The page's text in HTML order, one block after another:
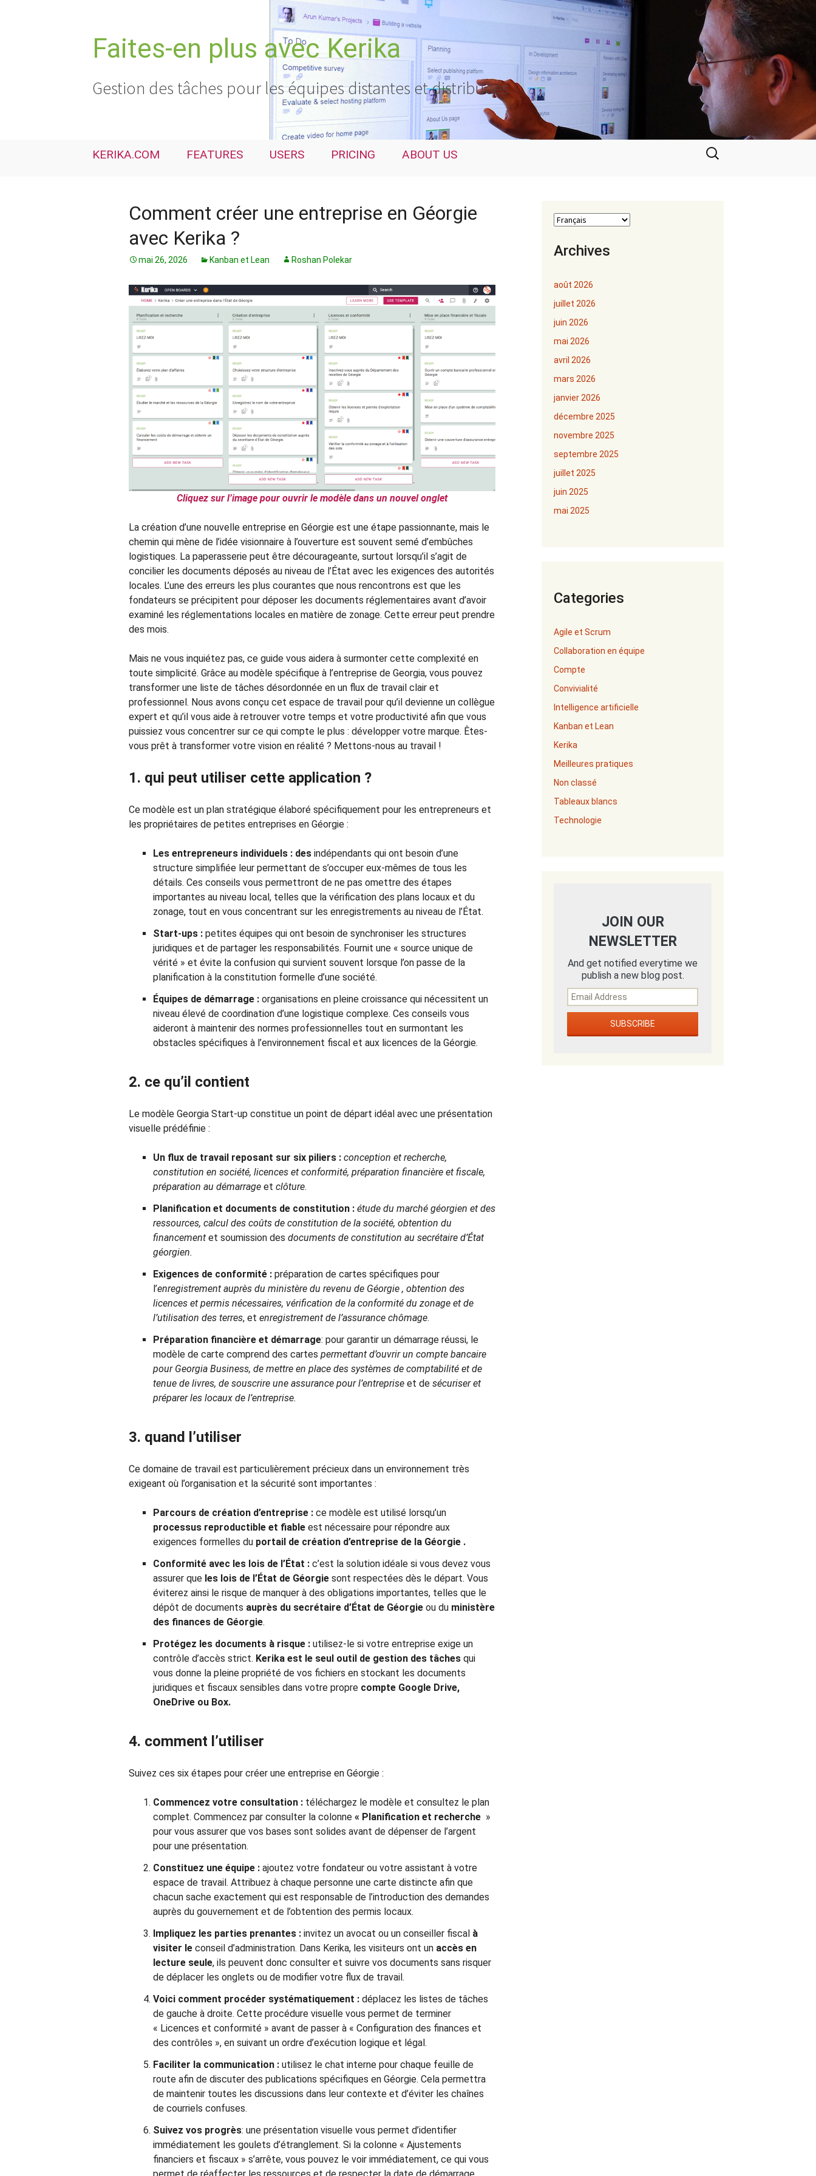
Faites-en plus avec Kerika
Gestion des tâches pour les équipes distantes et distribuées
KERIKA.COM FEATURES USERS PRICING ABOUT US
Rechercher :
Comment créer une entreprise en Géorgie
avec Kerika ?
mai 26, 2026 Kanban et Lean Roshan Polekar
Cliquez sur l’image pour ouvrir le modèle dans un nouvel onglet
La création d’une nouvelle entreprise en Géorgie est une étape passionnante, mais le
chemin qui mène de l’idée visionnaire à l’ouverture est souvent semé d’embûches
logistiques. La paperasserie peut être décourageante, surtout lorsqu’il s’agit de
concilier les documents déposés au niveau de l’État avec les exigences des autorités
locales. L’une des erreurs les plus courantes que nous rencontrons est que les
fondateurs se précipitent pour déposer les documents réglementaires avant d’avoir
examiné les réglementations locales en matière de zonage. Cette erreur peut prendre
des mois.
Mais ne vous inquiétez pas, ce guide vous aidera à surmonter cette complexité en
toute simplicité. Grâce au modèle spécifique à l’entreprise de Georgia, vous pouvez
transformer une liste de tâches désordonnée en un flux de travail clair et
professionnel. Nous avons conçu cet espace de travail pour qu’il devienne un collègue
expert et qu’il vous aide à retrouver votre temps et votre productivité afin que vous
puissiez vous concentrer sur ce qui compte le plus : développer votre marque. Êtes-
vous prêt à transformer votre vision en réalité ? Mettons-nous au travail !
1. qui peut utiliser cette application ?
Ce modèle est un plan stratégique élaboré spécifiquement pour les entrepreneurs et
les propriétaires de petites entreprises en Géorgie :
Les entrepreneurs individuels : des indépendants qui ont besoin d’une
structure simplifiée leur permettant de s’occuper eux-mêmes de tous les
détails. Ces conseils vous permettront de ne pas omettre des étapes
importantes au niveau local, telles que la vérification des plans locaux et du
zonage, tout en vous concentrant sur les enregistrements au niveau de l’État.
Start-ups : petites équipes qui ont besoin de synchroniser les structures
juridiques et de partager les responsabilités. Fournit une « source unique de
vérité » et évite la confusion qui survient souvent lorsque l’on passe de la
planification à la constitution formelle d’une société.
Équipes de démarrage : organisations en pleine croissance qui nécessitent un
niveau élevé de coordination d’une logistique complexe. Ces conseils vous
aideront à maintenir des normes professionnelles tout en surmontant les
obstacles spécifiques à l’environnement fiscal et aux licences de la Géorgie.
2. ce qu’il contient
Le modèle Georgia Start-up constitue un point de départ idéal avec une présentation
visuelle prédéfinie :
Un flux de travail reposant sur six piliers : conception et recherche,
constitution en société, licences et conformité, préparation financière et fiscale,
préparation au démarrage et clôture.
Planification et documents de constitution : étude du marché géorgien et des
ressources, calcul des coûts de constitution de la société, obtention du
financement et soumission des documents de constitution au secrétaire d’État
géorgien.
Exigences de conformité : préparation de cartes spécifiques pour
l’enregistrement auprès du ministère du revenu de Géorgie , obtention des
licences et permis nécessaires, vérification de la conformité du zonage et de
l’utilisation des terres, et enregistrement de l’assurance chômage.
Préparation financière et démarrage: pour garantir un démarrage réussi, le
modèle de carte comprend des cartes permettant d’ouvrir un compte bancaire
pour Georgia Business, de mettre en place des systèmes de comptabilité et de
tenue de livres, de souscrire une assurance pour l’entreprise et de sécuriser et
préparer les locaux de l’entreprise.
3. quand l’utiliser
Ce domaine de travail est particulièrement précieux dans un environnement très
exigeant où l’organisation et la sécurité sont importantes :
Parcours de création d’entreprise : ce modèle est utilisé lorsqu’un
processus reproductible et fiable est nécessaire pour répondre aux
exigences formelles du portail de création d’entreprise de la Géorgie .
Conformité avec les lois de l’État : c’est la solution idéale si vous devez vous
assurer que les lois de l’État de Géorgie sont respectées dès le départ. Vous
éviterez ainsi le risque de manquer à des obligations importantes, telles que le
dépôt de documents auprès du secrétaire d’État de Géorgie ou du ministère
des finances de Géorgie.
Protégez les documents à risque : utilisez-le si votre entreprise exige un
contrôle d’accès strict. Kerika est le seul outil de gestion des tâches qui
vous donne la pleine propriété de vos fichiers en stockant les documents
juridiques et fiscaux sensibles dans votre propre compte Google Drive,
OneDrive ou Box.
4. comment l’utiliser
Suivez ces six étapes pour créer une entreprise en Géorgie :
Commencez votre consultation : téléchargez le modèle et consultez le plan
complet. Commencez par consulter la colonne « Planification et recherche »
pour vous assurer que vos bases sont solides avant de dépenser de l’argent
pour une présentation.
Constituez une équipe : ajoutez votre fondateur ou votre assistant à votre
espace de travail. Attribuez à chaque personne une carte distincte afin que
chacun sache exactement qui est responsable de l’introduction des demandes
auprès du gouvernement et de l’obtention des permis locaux.
Impliquez les parties prenantes : invitez un avocat ou un conseiller fiscal à
visiter le conseil d’administration. Dans Kerika, les visiteurs ont un accès en
lecture seule, ils peuvent donc consulter et suivre vos documents sans risquer
de déplacer les onglets ou de modifier votre flux de travail.
Voici comment procéder systématiquement : déplacez les listes de tâches
de gauche à droite. Cette procédure visuelle vous permet de terminer
« Licences et conformité » avant de passer à « Configuration des finances et
des contrôles », en suivant un ordre d’exécution logique et légal.
Faciliter la communication : utilisez le chat interne pour chaque feuille de
route afin de discuter des publications spécifiques en Géorgie. Cela permettra
de maintenir toutes les discussions dans leur contexte et d’éviter les chaînes
de courriels confuses.
Suivez vos progrès: une présentation visuelle vous permet d’identifier
immédiatement les goulets d’étranglement. Si la colonne « Ajustements
financiers et fiscaux » s’arrête, vous pouvez le voir immédiatement, ce qui vous
Archives
août 2026
juillet 2026
juin 2026
mai 2026
avril 2026
mars 2026
janvier 2026
décembre 2025
novembre 2025
septembre 2025
juillet 2025
juin 2025
mai 2025
Categories
Agile et Scrum
Collaboration en équipe
Compte
Convivialité
Intelligence artificielle
Kanban et Lean
Kerika
Meilleures pratiques
Non classé
Tableaux blancs
Technologie
JOIN OUR
NEWSLETTER
And get notified everytime we
publish a new blog post.